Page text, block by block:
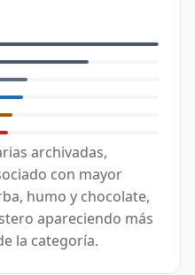
archivadas,
con mayor
humo y chocolate,
apareciendo más
la categoría.